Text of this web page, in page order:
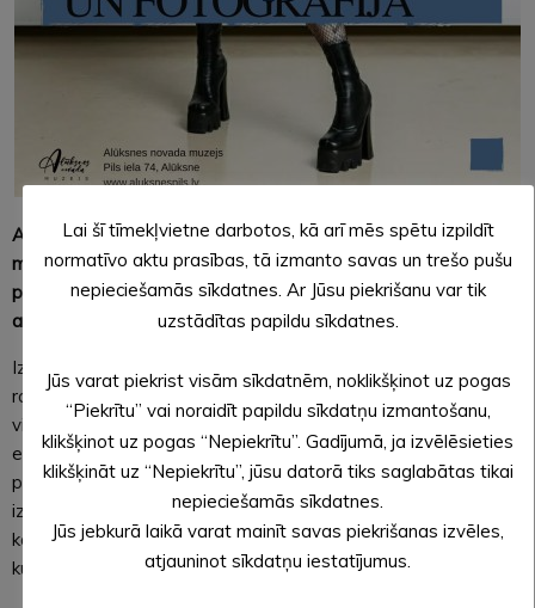
Alūksnes novada muzejs aicina uz mūsu novadnieces –
modes ilustratores un dizaineres Lindas Gustas
personālizstādes “Modes ilustrācija un fotogrāfija”
atklāšanas pasākumu sestdien, 30.maijā, plkst. 12.00.
Izstādē “Modes ilustrācija un fotogrāfija” varēs aplūkot
radošu dialogu starp tērpu dizainu un mākslu, kur abi šie
virzieni atspoguļo viens otru caur krāsām, siluetiem un
emocijām. Eksperimentālo tērpu kolekcija apvieno skulpturālu
piegriezumu ar abstraktām apdrukām, kas atgādina audumā
izšķīdušu akvareli. Izstādi papildina modes ilustrācijas, kas
kalpo nevis kā vienkāršas skices, bet gan patstāvīgi tver
kustību, noskaņu un māksliniecisko transformāciju.
Lai šī tīmekļvietne darbotos, kā arī mēs spētu izpildīt
normatīvo aktu prasības, tā izmanto savas un trešo pušu
nepieciešamās sīkdatnes. Ar Jūsu piekrišanu var tik
uzstādītas papildu sīkdatnes.
Jūs varat piekrist visām sīkdatnēm, noklikšķinot uz pogas
“Piekrītu” vai noraidīt papildu sīkdatņu izmantošanu,
klikšķinot uz pogas “Nepiekrītu”. Gadījumā, ja izvēlēsieties
klikšķināt uz “Nepiekrītu”, jūsu datorā tiks saglabātas tikai
nepieciešamās sīkdatnes.
Jūs jebkurā laikā varat mainīt savas piekrišanas izvēles,
atjauninot sīkdatņu iestatījumus.